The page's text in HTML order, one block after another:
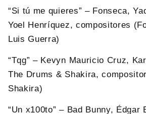
“Si tú me quieres” – Fonseca,
Yoel Henríquez, compositores
Luis Guerra)
“Tqg” – Kevyn Mauricio Cruz,
The Drums & Shakira,
Shakira)
“Un x100to” – Bad Bunny, Édgar